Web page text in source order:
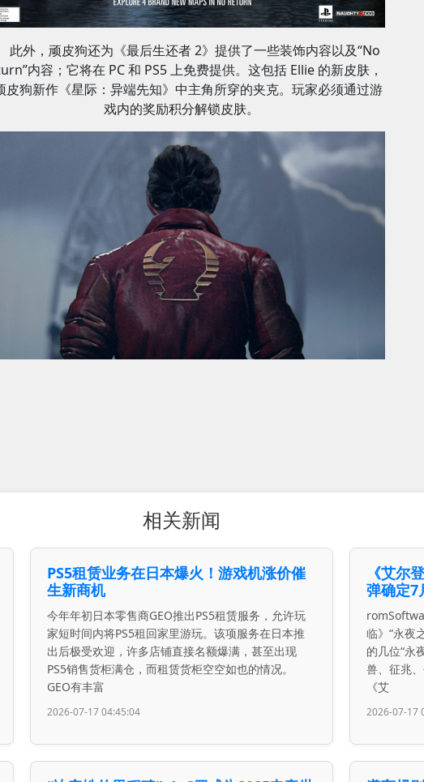
此外，顽皮狗还为《最后生还者 2》提供了一些装饰内容以及“No
内容；它将在 PC 和 PS5 上免费提供。这包括 Ellie 的新皮肤，
皮狗新作《星际：异端先知》中主角所穿的夹克。玩家必须通过游
戏内的奖励积分解锁皮肤。
相关新闻
PS5租赁业务在日本爆火！游戏机涨价催
生新商机
今年年初日本零售商GEO推出PS5租赁服务，允许玩
家短时间内将PS5租回家里游玩。该项服务在日本推
出后极受欢迎，许多店铺直接名额爆满，甚至出现
PS5销售货柜满仓，而租赁货柜空空如也的情况。
GEO有丰富
2026-07-17 04:45:04
《艾尔
弹确定7
临》“永夜
的几位“永
兽、征兆
《艾
2026-07-17